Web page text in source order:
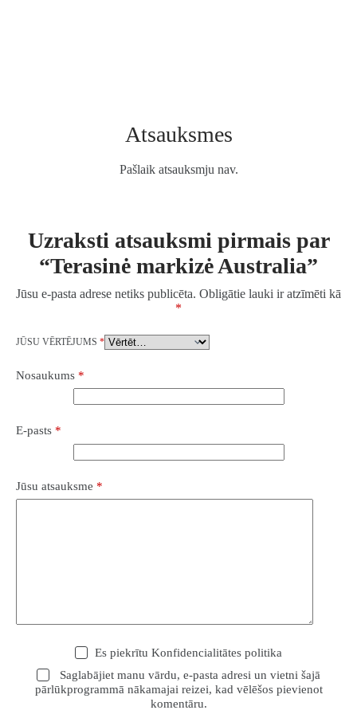
Atsauksmes
Pašlaik atsauksmju nav.
Uzraksti atsauksmi pirmais par
“Terasinė markizė Australia”
Jūsu e-pasta adrese netiks publicēta. Obligātie lauki ir atzīmēti kā
*
JŪSU VĒRTĒJUMS *
Nosaukums *
E-pasts *
Jūsu atsauksme *
Es piekrītuKonfidencialitātes politika
Saglabājiet manu vārdu, e-pasta adresi un vietni šajā
pārlūkprogrammā nākamajai reizei, kad vēlēšos pievienot
komentāru.